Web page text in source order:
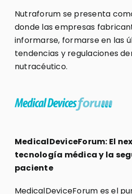
Nutraforum se presenta
donde las empresas
informarse, formarse en las
tendencias y regulaciones
nutracéutico.
MedicalDeviceForum: El
tecnología médica y la
paciente
MedicalDeviceForum es el